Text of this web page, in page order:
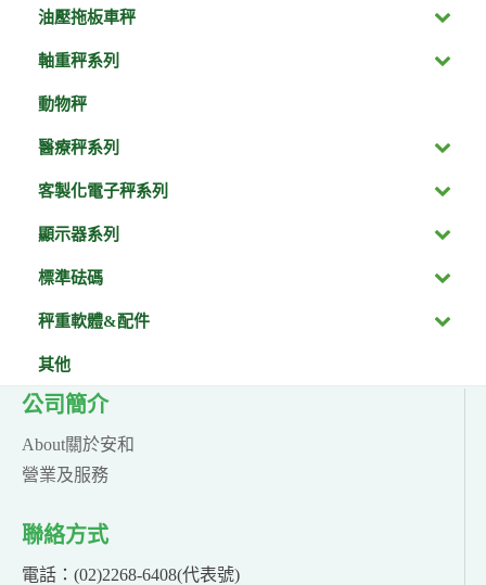
油壓拖板車秤
軸重秤系列
動物秤
醫療秤系列
客製化電子秤系列
顯示器系列
標準砝碼
秤重軟體&配件
其他
公司簡介
About關於安和
營業及服務
聯絡方式
電話：(02)2268-6408(代表號)